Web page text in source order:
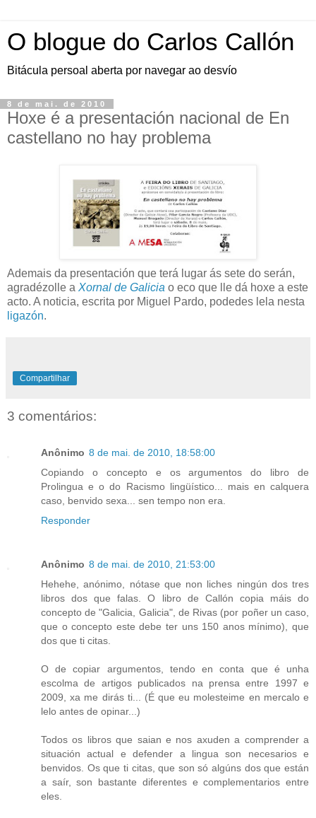
O blogue do Carlos Callón
Bitácula persoal aberta por navegar ao desvío
8 de mai. de 2010
Hoxe é a presentación nacional de En
castellano no hay problema
Ademais da presentación que terá lugar ás sete do serán,
agradézolle a Xornal de Galicia o eco que lle dá hoxe a este
acto. A noticia, escrita por Miguel Pardo, podedes lela nesta
ligazón.
Compartilhar
3 comentários:
Anônimo 8 de mai. de 2010, 18:58:00
Copiando o concepto e os argumentos do libro de
Prolingua e o do Racismo lingüístico... mais en calquera
caso, benvido sexa... sen tempo non era.
Responder
Anônimo 8 de mai. de 2010, 21:53:00
Hehehe, anónimo, nótase que non liches ningún dos tres
libros dos que falas. O libro de Callón copia máis do
concepto de "Galicia, Galicia", de Rivas (por poñer un caso,
que o concepto este debe ter uns 150 anos mínimo), que
dos que ti citas.
O de copiar argumentos, tendo en conta que é unha
escolma de artigos publicados na prensa entre 1997 e
2009, xa me dirás ti... (É que eu molesteime en mercalo e
lelo antes de opinar...)
Todos os libros que saian e nos axuden a comprender a
situación actual e defender a lingua son necesarios e
benvidos. Os que ti citas, que son só algúns dos que están
a saír, son bastante diferentes e complementarios entre
eles.